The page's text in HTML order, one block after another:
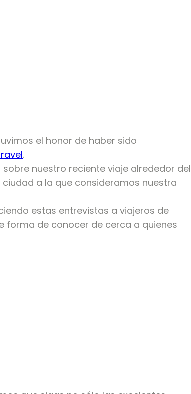
el honor de haber sido
.
nuestro reciente viaje alrededor del
a la que consideramos nuestra
estas entrevistas a viajeros de
forma de conocer de cerca a quienes